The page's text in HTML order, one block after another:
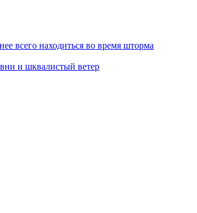
всего находиться во время шторма
и шквалистый ветер